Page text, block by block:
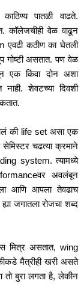
पातळी वाढते.
कॉलेजचीही वेळ वाढून
कठीण का घेतली
गोष्टी असतात. पण वेळ
एक किंवा दोन अशा
शेवटच्या दिवशी
की life set असा एक
सेमिस्टर चढत्या क्रमाने
system. त्यामध्ये
अवलंबून
आणि आपला तेवढाच
जगातला रोजचा शब्द
असतात, wing
मैत्रीही खरी असते
बुरा लगता है, लेकीन